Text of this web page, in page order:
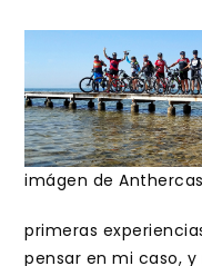
entrada:
imágen de Anthercas
primeras
pensar en mi caso,